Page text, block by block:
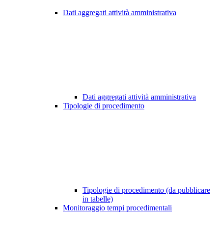
Dati aggregati attività amministrativa
Dati aggregati attività amministrativa
Tipologie di procedimento
Tipologie di procedimento (da pubblicare
in tabelle)
Monitoraggio tempi procedimentali